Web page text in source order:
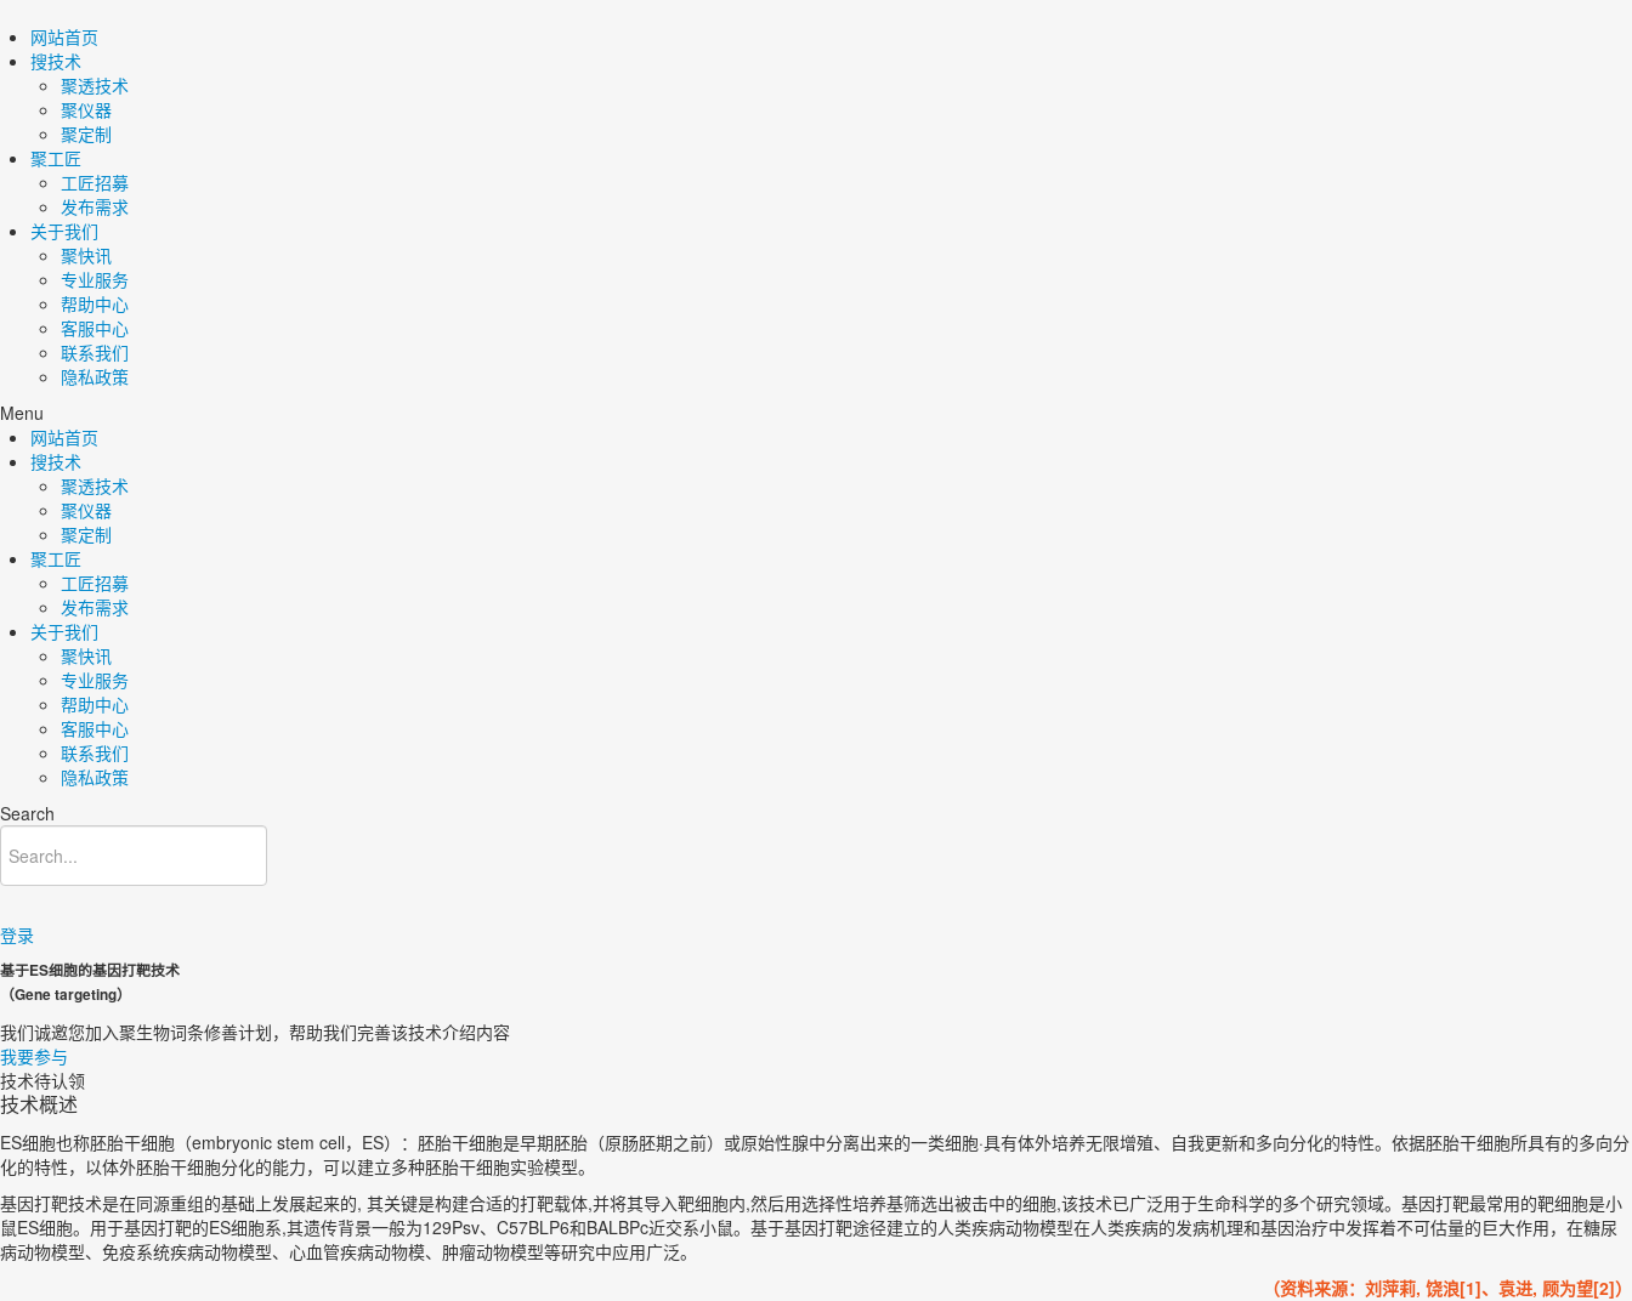
网站首页
搜技术
聚透技术
聚仪器
聚定制
聚工匠
工匠招募
发布需求
关于我们
聚快讯
专业服务
帮助中心
客服中心
联系我们
隐私政策
Menu
网站首页
搜技术
聚透技术
聚仪器
聚定制
聚工匠
工匠招募
发布需求
关于我们
聚快讯
专业服务
帮助中心
客服中心
联系我们
隐私政策
Search
登录
基于ES细胞的基因打靶技术
（Gene targeting）
我们诚邀您加入聚生物词条修善计划，帮助我们完善该技术介绍内容​
我要参与
技术待认领
技术概述
ES细胞也称胚胎干细胞（embryonic stem cell，ES）：胚胎干细胞是早期胚胎（原肠胚期之前）或原始性腺中分离出来的一类细胞·具有体外培养无限增殖、自我更新和多向分化的特性。依据胚胎干细胞所具有的多向分
化的特性，以体外胚胎干细胞分化的能力，可以建立多种胚胎干细胞实验模型。
基因打靶技术是在同源重组的基础上发展起来的, 其关键是构建合适的打靶载体,并将其导入靶细胞内,然后用选择性培养基筛选出被击中的细胞,该技术已广泛用于生命科学的多个研究领域。基因打靶最常用的靶细胞是小
鼠ES细胞。用于基因打靶的ES细胞系,其遗传背景一般为129Psv、C57BLP6和BALBPc近交系小鼠。基于基因打靶途径建立的人类疾病动物模型在人类疾病的发病机理和基因治疗中发挥着不可估量的巨大作用，在糖尿
病动物模型、免疫系统疾病动物模型、心血管疾病动物模、肿瘤动物模型等研究中应用广泛。
（资料来源：刘萍莉, 饶浪[1]、袁进, 顾为望[2]）